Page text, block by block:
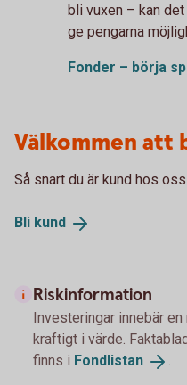
bli vuxen – kan
ge pengarna
Fonder – börja
Välkommen att
Så snart du är kund hos
Bli kund
Riskinformation
Investeringar innebär
kraftigt i värde.
finns i Fondlistan .